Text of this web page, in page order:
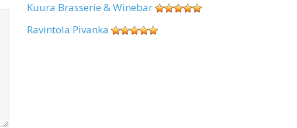
Kuura Brasserie & Winebar
Ravintola Pivanka